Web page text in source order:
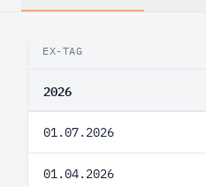
EX-TAG
2026
01.07.2026
01.04.2026